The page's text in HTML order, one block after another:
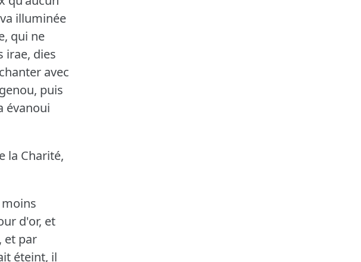
illuminée
qui ne
irae, dies
avec
puis
évanoui
la Charité,
d'or, et
et par
éteint, il